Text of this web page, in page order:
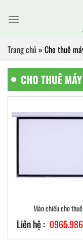
qua
dungTrang chủ » Cho thuê
CHO THUÊ
Màn chiếu cho thuê
Liên hệ :